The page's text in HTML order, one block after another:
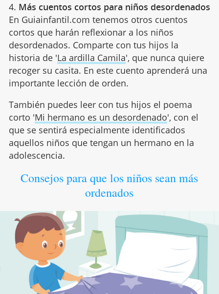
4. Más cuentos cortos para niños desordenados
En Guiainfantil.com tenemos otros cuentos
cortos que harán reflexionar a los niños
desordenados. Comparte con tus hijos la
historia de 'La ardilla Camila', que nunca quiere
recoger su casita. En este cuento aprenderá una
importante lección de orden.
También puedes leer con tus hijos el poema
corto 'Mi hermano es un desordenado', con el
que se sentirá especialmente identificados
aquellos niños que tengan un hermano en la
adolescencia.
Consejos para que los niños sean más
ordenados